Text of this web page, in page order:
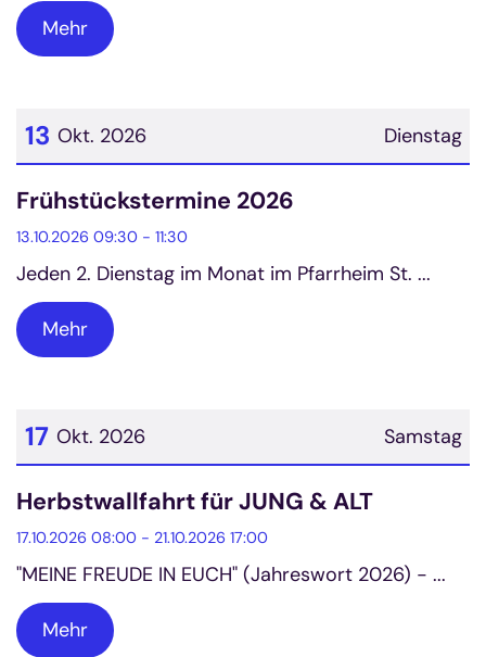
Mehr
Dienstag
13 Okt. 2026
Datum: 13. Oktober 2026
Frühstückstermine 2026
13.10.2026 09:30 - 11:30
Jeden 2. Dienstag im Monat im Pfarrheim St. ...
Mehr
Samstag
17 Okt. 2026
Datum: 17. Oktober 2026
Herbstwallfahrt für JUNG & ALT
17.10.2026 08:00 - 21.10.2026 17:00
"MEINE FREUDE IN EUCH" (Jahreswort 2026) - ...
Mehr